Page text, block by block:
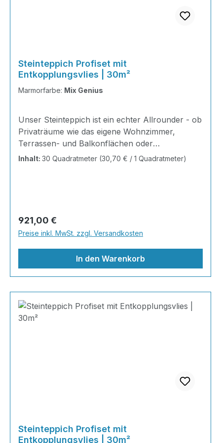
Steinteppich Profiset mit
Entkopplungsvlies | 30m²
Marmorfarbe: Mix Genius
Unser Steinteppich ist ein echter Allrounder - ob
Privaträume wie das eigene Wohnzimmer,
Terrassen- und Balkonflächen oder
Gewerbeobjekte und Austellungsräume; unsere
und einfach zu verlegen. Stöbern Sie in unserem
Shop nach Ihrer Lieblingsfarbe und legen Sie
gleich los! Inhalt 12x25kg Marmorsteine 6kg
Grundierung AT-EG 30 24kg
Inhalt: 30 Quadratmeter (30,70 € / 1 Quadratmeter)
Regulärer Preis:
921,00 €
Preise inkl. MwSt. zzgl. Versandkosten
In den Warenkorb
Steinteppich Profiset mit
Entkopplungsvlies | 30m²